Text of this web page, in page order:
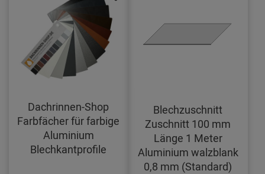
Dachrinnen-Shop
Farbfächer für farbige
Aluminium
Blechkantprofile
Blechzuschnitt
Zuschnitt 100 mm
Länge 1 Meter
Aluminium walzblank
0,8 mm (Standard)